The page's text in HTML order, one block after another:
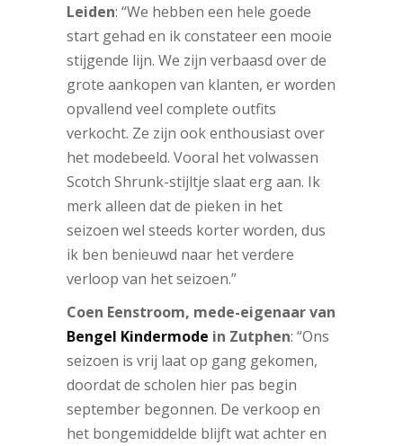
Leiden: “We hebben een hele goede
start gehad en ik constateer een mooie
stijgende lijn. We zijn verbaasd over de
grote aankopen van klanten, er worden
opvallend veel complete outfits
verkocht. Ze zijn ook enthousiast over
het modebeeld. Vooral het volwassen
Scotch Shrunk-stijltje slaat erg aan. Ik
merk alleen dat de pieken in het
seizoen wel steeds korter worden, dus
ik ben benieuwd naar het verdere
verloop van het seizoen.”
Coen Eenstroom, mede-eigenaar van
Bengel Kindermode in Zutphen: “Ons
seizoen is vrij laat op gang gekomen,
doordat de scholen hier pas begin
september begonnen. De verkoop en
het bongemiddelde blijft wat achter en